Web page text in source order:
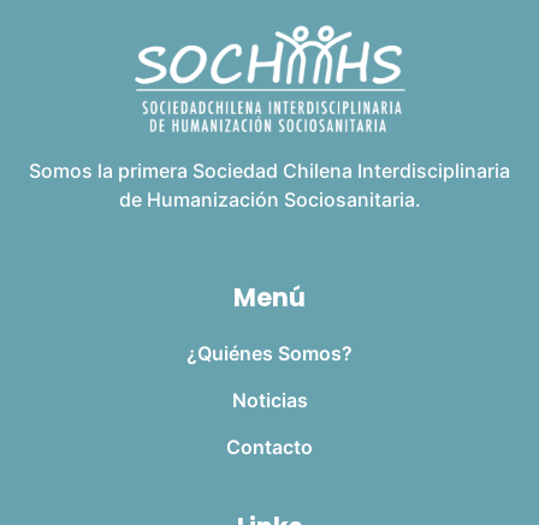
Somos la primera Sociedad Chilena Interdisciplinaria
de Humanización Sociosanitaria.
Menú
¿Quiénes Somos?
Noticias
Contacto